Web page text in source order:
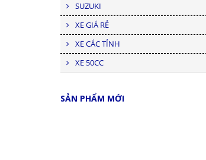
SUZUKI
XE GIÁ RẺ
XE CÁC TỈNH
XE 50CC
SẢN PHẨM MỚI